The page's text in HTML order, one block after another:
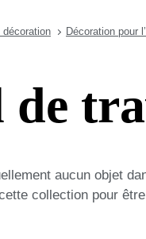
décoration Décoration pour
aucun objet
collection pour